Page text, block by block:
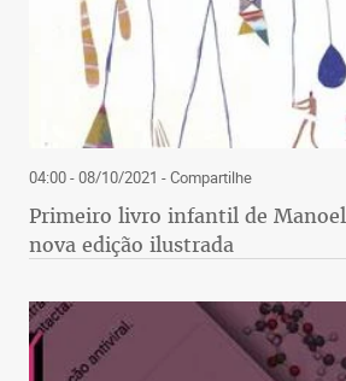
04:00 - 08/10/2021 - Compartilhe
Primeiro livro infantil de
nova edição ilustrada